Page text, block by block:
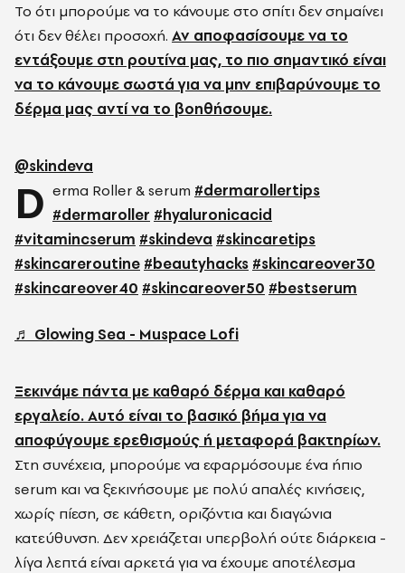
Το ότι μπορούμε να το κάνουμε στο σπίτι δεν σημαίνει
ότι δεν θέλει προσοχή. Αν αποφασίσουμε να το
εντάξουμε στη ρουτίνα μας, το πιο σημαντικό είναι
να το κάνουμε σωστά για να μην επιβαρύνουμε το
δέρμα μας αντί να το βοηθήσουμε.
@skindeva
D erma Roller & serum #dermarollertips
#dermaroller #hyaluronicacid
#vitamincserum #skindeva #skincaretips
#skincareroutine #beautyhacks #skincareover30
#skincareover40 #skincareover50 #bestserum
♬ Glowing Sea - Muspace Lofi
Ξεκινάμε πάντα με καθαρό δέρμα και καθαρό
εργαλείο. Αυτό είναι το βασικό βήμα για να
αποφύγουμε ερεθισμούς ή μεταφορά βακτηρίων.
Στη συνέχεια, μπορούμε να εφαρμόσουμε ένα ήπιο
serum και να ξεκινήσουμε με πολύ απαλές κινήσεις,
χωρίς πίεση, σε κάθετη, οριζόντια και διαγώνια
κατεύθυνση. Δεν χρειάζεται υπερβολή ούτε διάρκεια -
λίγα λεπτά είναι αρκετά για να έχουμε αποτέλεσμα